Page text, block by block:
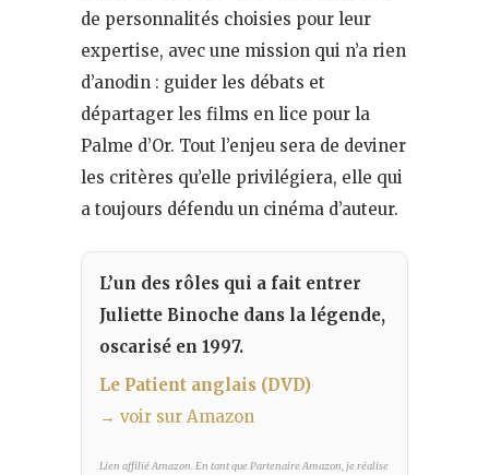
de personnalités choisies pour leur
expertise, avec une mission qui n’a rien
d’anodin : guider les débats et
départager les films en lice pour la
Palme d’Or. Tout l’enjeu sera de deviner
les critères qu’elle privilégiera, elle qui
a toujours défendu un cinéma d’auteur.
L’un des rôles qui a fait entrer
Juliette Binoche dans la légende,
oscarisé en 1997.
Le Patient anglais (DVD)
→ voir sur Amazon
Lien affilié Amazon. En tant que Partenaire Amazon, je réalise